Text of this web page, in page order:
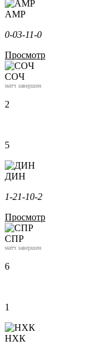
АМР
0-03-11-0
Просмотр
СОЧ
матч завершен
2
5
ДИН
1-21-10-2
Просмотр
СПР
матч завершен
6
1
НХК